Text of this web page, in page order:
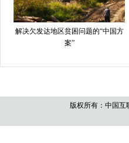
解决欠发达地区贫困问题的“中国方
案”